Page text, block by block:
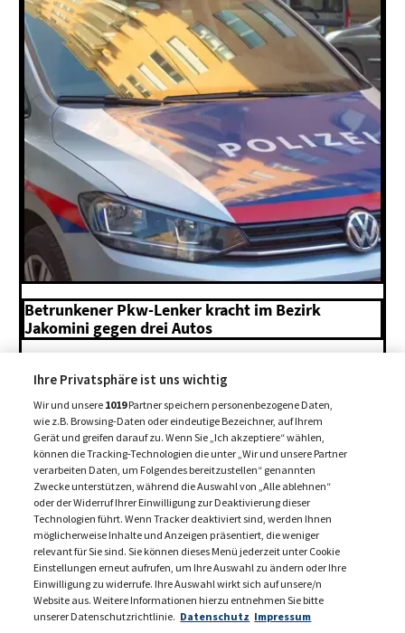
Betrunkener Pkw-Lenker kracht im Bezirk
Jakomini gegen drei Autos
MEHR BEITRÄGE +
Ihre Privatsphäre ist uns wichtig
Wir und unsere 1019Partner speichern personenbezogene Daten,
wie z.B. Browsing-Daten oder eindeutige Bezeichner, auf Ihrem
Gerät und greifen darauf zu. Wenn Sie „Ich akzeptiere“ wählen,
können die Tracking-Technologien die unter „Wir und unsere Partner
verarbeiten Daten, um Folgendes bereitzustellen“ genannten
Zwecke unterstützen, während die Auswahl von „Alle ablehnen“
oder der Widerruf Ihrer Einwilligung zur Deaktivierung dieser
Technologien führt. Wenn Tracker deaktiviert sind, werden Ihnen
möglicherweise Inhalte und Anzeigen präsentiert, die weniger
relevant für Sie sind. Sie können dieses Menü jederzeit unter Cookie
Einstellungen erneut aufrufen, um Ihre Auswahl zu ändern oder Ihre
Einwilligung zu widerrufe. Ihre Auswahl wirkt sich auf unsere/n
Website aus. Weitere Informationen hierzu entnehmen Sie bitte
unserer Datenschutzrichtlinie. Datenschutz Impressum